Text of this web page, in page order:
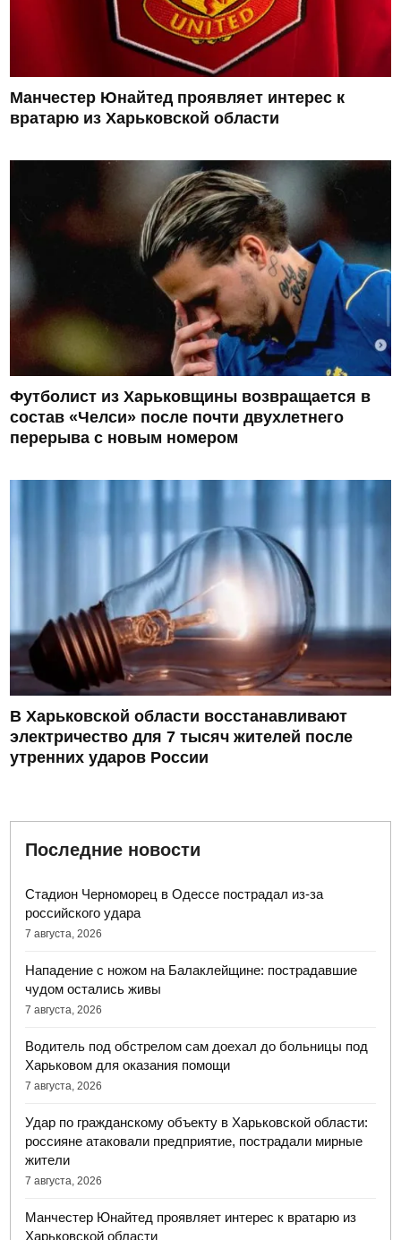
Манчестер Юнайтед проявляет интерес к
вратарю из Харьковской области
Футболист из Харьковщины возвращается в
состав «Челси» после почти двухлетнего
перерыва с новым номером
В Харьковской области восстанавливают
электричество для 7 тысяч жителей после
утренних ударов России
Последние новости
Стадион Черноморец в Одессе пострадал из-за
российского удара
7 августа, 2026
Нападение с ножом на Балаклейщине: пострадавшие
чудом остались живы
7 августа, 2026
Водитель под обстрелом сам доехал до больницы под
Харьковом для оказания помощи
7 августа, 2026
Удар по гражданскому объекту в Харьковской области:
россияне атаковали предприятие, пострадали мирные
жители
7 августа, 2026
Манчестер Юнайтед проявляет интерес к вратарю из
Харьковской области